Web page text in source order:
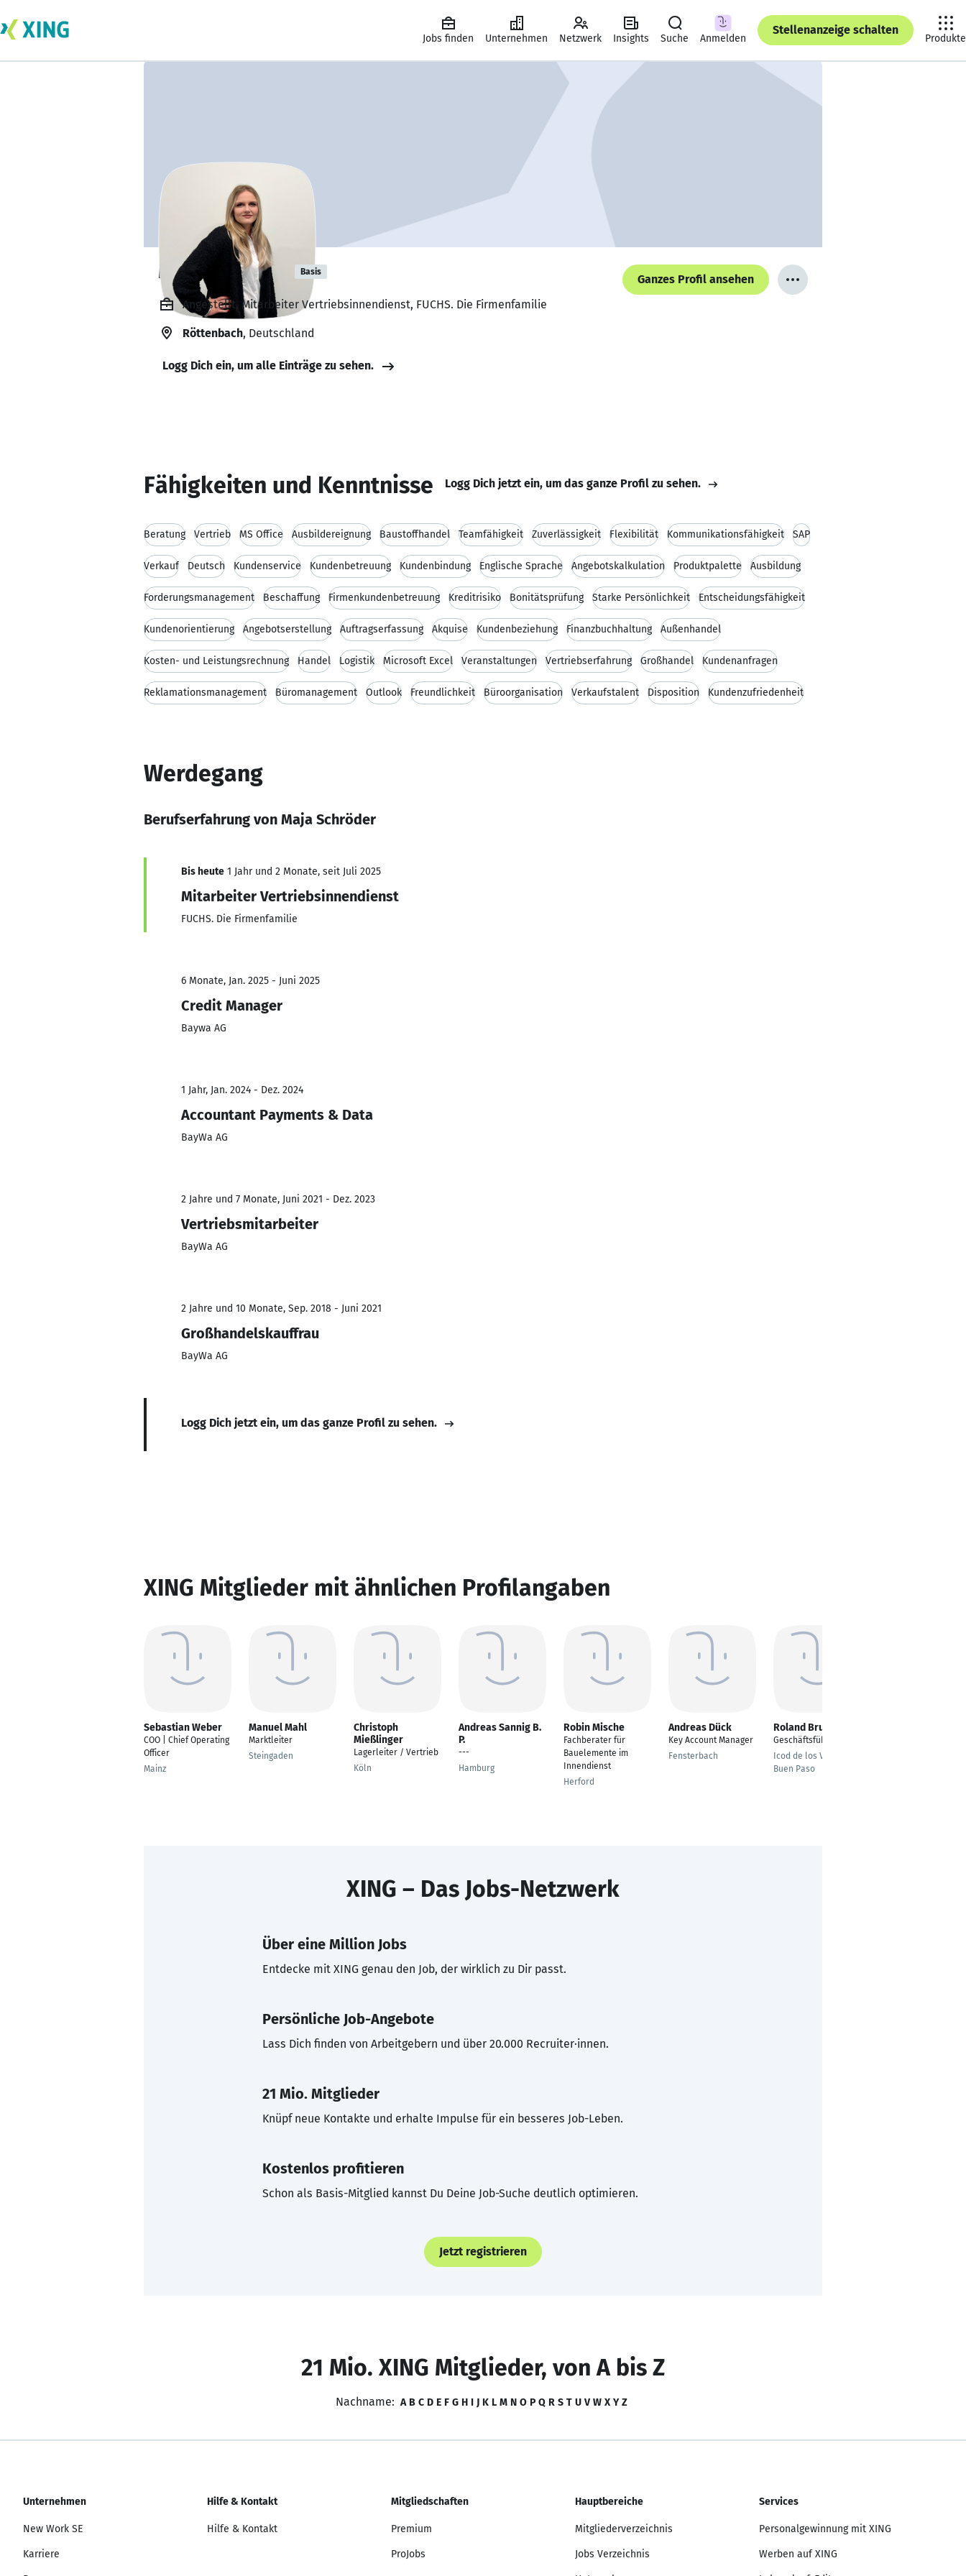
Jobs finden Unternehmen Netzwerk Insights Suche Anmelden
Stellenanzeige schalten
Produkte
Maja Schröder Basis
Ganzes Profil ansehen
Angestellt, Mitarbeiter Vertriebsinnendienst, FUCHS. Die Firmenfamilie
Röttenbach, Deutschland
Logg Dich ein, um alle Einträge zu sehen.
Fähigkeiten und Kenntnisse Logg Dich jetzt ein, um das ganze Profil zu sehen.
Beratung Vertrieb MS Office Ausbildereignung Baustoffhandel Teamfähigkeit Zuverlässigkeit Flexibilität Kommunikationsfähigkeit SAP
Verkauf Deutsch Kundenservice Kundenbetreuung Kundenbindung Englische Sprache Angebotskalkulation Produktpalette Ausbildung
Forderungsmanagement Beschaffung Firmenkundenbetreuung Kreditrisiko Bonitätsprüfung Starke Persönlichkeit Entscheidungsfähigkeit
Kundenorientierung Angebotserstellung Auftragserfassung Akquise Kundenbeziehung Finanzbuchhaltung Außenhandel
Kosten- und Leistungsrechnung Handel Logistik Microsoft Excel Veranstaltungen Vertriebserfahrung Großhandel Kundenanfragen
Reklamationsmanagement Büromanagement Outlook Freundlichkeit Büroorganisation Verkaufstalent Disposition Kundenzufriedenheit
Werdegang
Berufserfahrung von Maja Schröder
Bis heute 1 Jahr und 2 Monate, seit Juli 2025
Mitarbeiter Vertriebsinnendienst
FUCHS. Die Firmenfamilie
6 Monate, Jan. 2025 - Juni 2025
Credit Manager
Baywa AG
1 Jahr, Jan. 2024 - Dez. 2024
Accountant Payments & Data
BayWa AG
2 Jahre und 7 Monate, Juni 2021 - Dez. 2023
Vertriebsmitarbeiter
BayWa AG
2 Jahre und 10 Monate, Sep. 2018 - Juni 2021
Großhandelskauffrau
BayWa AG
Logg Dich jetzt ein, um das ganze Profil zu sehen.
XING Mitglieder mit ähnlichen Profilangaben
Sebastian Weber
COO | Chief Operating
Officer
Mainz
Manuel Mahl
Marktleiter
Steingaden
Christoph
Mießlinger
Lagerleiter / Vertrieb
Köln
Andreas Sannig B.
P.
---
Hamburg
Robin Mische
Fachberater für
Bauelemente im
Innendienst
Herford
Andreas Dück
Key Account Manager
Fensterbach
Roland Brunk
Geschäftsführer
Icod de los Vinos -
Buen Paso
XING – Das Jobs-Netzwerk
Über eine Million Jobs
Entdecke mit XING genau den Job, der wirklich zu Dir passt.
Persönliche Job-Angebote
Lass Dich finden von Arbeitgebern und über 20.000 Recruiter·innen.
21 Mio. Mitglieder
Knüpf neue Kontakte und erhalte Impulse für ein besseres Job-Leben.
Kostenlos profitieren
Schon als Basis-Mitglied kannst Du Deine Job-Suche deutlich optimieren.
Jetzt registrieren
21 Mio. XING Mitglieder, von A bis Z
Nachname: A B C D E F G H I J K L M N O P Q R S T U V W X Y Z
Unternehmen
New Work SE
Karriere
Hilfe & Kontakt
Hilfe & Kontakt
Mitgliedschaften
Premium
ProJobs
Hauptbereiche
Mitgliederverzeichnis
Jobs Verzeichnis
Services
Personalgewinnung mit XING
Werben auf XING